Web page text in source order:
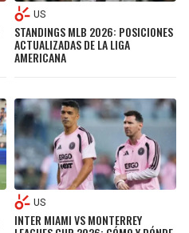
US
STANDINGS MLB 2026: POSICIONES
ACTUALIZADAS DE LA LIGA
AMERICANA
US
INTER MIAMI VS MONTERREY